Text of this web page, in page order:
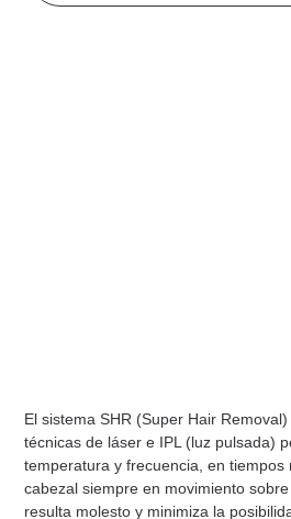
El sistema SHR (Super Hair
técnicas de láser e IPL (luz pulsada)
temperatura y frecuencia, en tiempos
cabezal siempre en movimiento
resulta molesto y minimiza la